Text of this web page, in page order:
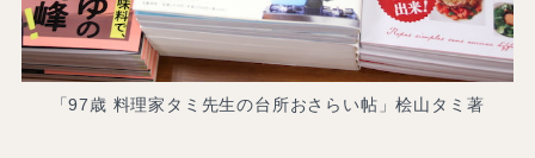
「97歳 料理家タミ先生の台所おさらい帖」桧山タミ著